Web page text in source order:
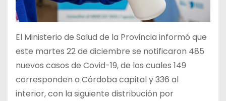
El Ministerio de Salud de la Provincia informó que
este martes 22 de diciembre se notificaron 485
nuevos casos de Covid-19, de los cuales 149
corresponden a Córdoba capital y 336 al
interior, con la siguiente distribución por